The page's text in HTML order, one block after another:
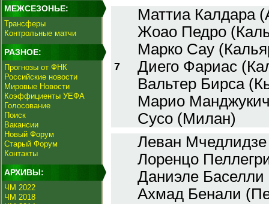
МЕЖСЕЗОНЬЕ:
Трансферы
Контрольные матчи
РАЗНОЕ:
Прогнозы от ФНК
Российские новости
Мировые Новости
Коэффициенты УЕФА
Голосование
Поиск
Вакансии
Новый Форум
Старый Форум
Контакты
АРХИВЫ:
ЧМ 2022
ЧМ 2018
7
Маттиа Калдара
Жоао Педро
Марко Сау
Диего Фариас
Вальтер Бирса
Марио
Сусо (Милан)
Леван
Лоренцо
Даниэле Баселли
Ахмад Бенали